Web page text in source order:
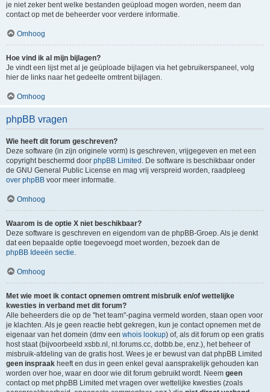
je niet zeker bent welke bestanden geüpload mogen worden, neem dan
contact op met de beheerder voor verdere informatie.
Omhoog
Hoe vind ik al mijn bijlagen?
Je vindt een lijst met al je geüploade bijlagen via het gebruikerspaneel, volg
hier de links naar het gedeelte omtrent bijlagen.
Omhoog
phpBB vragen
Wie heeft dit forum geschreven?
Deze software (in zijn originele vorm) is geschreven, vrijgegeven en met een
copyright beschermd door phpBB Limited . De software is beschikbaar onder
de GNU General Public License en mag vrij verspreid worden, raadpleeg
over phpBB voor meer informatie.
Omhoog
Waarom is de optie X niet beschikbaar?
Deze software is geschreven en eigendom van de phpBB-Groep. Als je denkt
dat een bepaalde optie toegevoegd moet worden, bezoek dan de
phpBB Ideeën sectie.
Omhoog
Met wie moet ik contact opnemen omtrent misbruik en/of wettelijke
kwesties in verband met dit forum?
Alle beheerders die op de "het team"-pagina vermeld worden, staan open voor
je klachten. Als je geen reactie hebt gekregen, kun je contact opnemen met de
eigenaar van het domein (dmv een whois lookup) of, als dit forum op een gratis
host staat (bijvoorbeeld xsbb.nl, nl.forums.cc, dotbb.be, enz.), het beheer of
misbruik-afdeling van de gratis host. Wees je er bewust van dat phpBB Limited
geen inspraak heeft en dus in geen enkel geval aansprakelijk gehouden kan
worden over hoe, waar en door wie dit forum gebruikt wordt. Neem geen
contact op met phpBB Limited met vragen over wettelijke kwesties (zoals